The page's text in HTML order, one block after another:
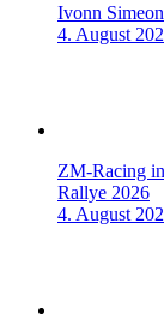
Ivonn
4. August
ZM-Racing
Rallye 2026
4. August